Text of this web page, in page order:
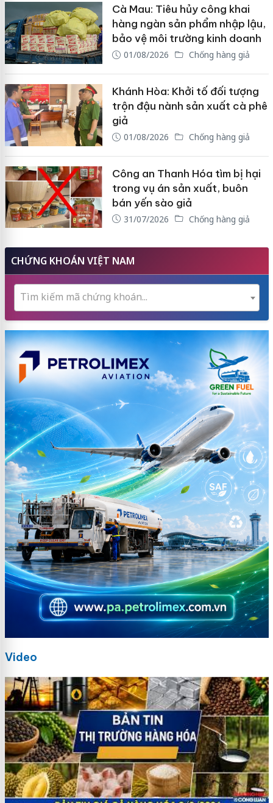
Cà Mau: Tiêu hủy công khai
hàng ngàn sản phẩm nhập lậu,
bảo vệ môi trường kinh doanh
01/08/2026 Chống hàng giả
Khánh Hòa: Khởi tố đối tượng
trộn đậu nành sản xuất cà phê
giả
01/08/2026 Chống hàng giả
Công an Thanh Hóa tìm bị hại
trong vụ án sản xuất, buôn
bán yến sào giả
31/07/2026 Chống hàng giả
CHỨNG KHOÁN VIỆT NAM
Tìm kiếm mã chứng khoán...
Video